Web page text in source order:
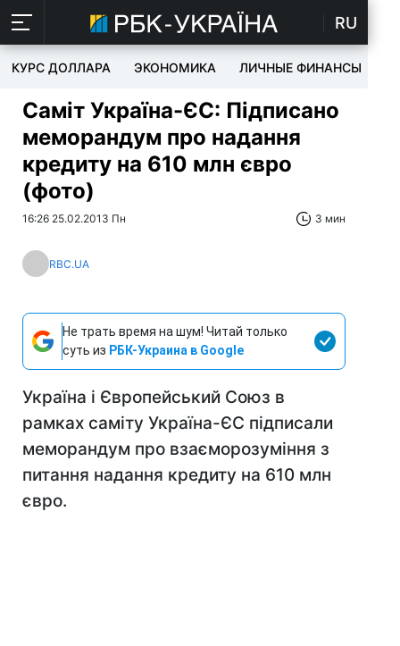
RU
КУРС ДОЛЛАРА ЭКОНОМИКА ЛИЧНЫЕ ФИНАНСЫ
Саміт Україна-ЄС: Підписано
меморандум про надання
кредиту на 610 млн євро
(фото)
16:26 25.02.2013 Пн 3 мин
RBC.UA
Не трать время на шум! Читай только
суть из РБК-Украина в Google
Україна і Європейський Союз в
рамках саміту Україна-ЄС підписали
меморандум про взаєморозуміння з
питання надання кредиту на 610 млн
євро.